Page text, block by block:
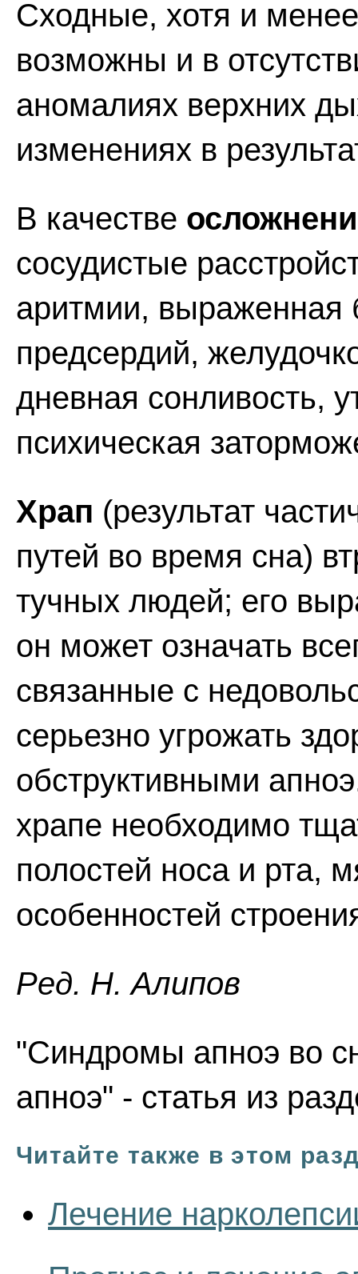
Сходные, хотя и
возможны и в
аномалиях верхних
изменениях в
В качестве
сосудистые
аритмии, выраженная
предсердий,
дневная сонливость,
психическая
Храп (результат
путей во время сна)
тучных людей; его
он может означать
связанные с
серьезно угрожать
обструктивными
храпе необходимо
полостей носа и рта,
особенностей
Ред. Н. Алипов
"Синдромы апноэ во
апноэ" - статья из
Читайте также в этом
Лечение